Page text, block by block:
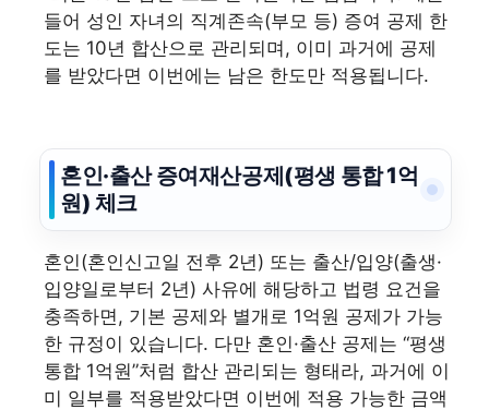
들어 성인 자녀의 직계존속(부모 등) 증여 공제 한
도는 10년 합산으로 관리되며, 이미 과거에 공제
를 받았다면 이번에는 남은 한도만 적용됩니다.
혼인·출산 증여재산공제(평생 통합 1억
원) 체크
혼인(혼인신고일 전후 2년) 또는 출산/입양(출생·
입양일로부터 2년) 사유에 해당하고 법령 요건을
충족하면, 기본 공제와 별개로 1억원 공제가 가능
한 규정이 있습니다. 다만 혼인·출산 공제는 “평생
통합 1억원”처럼 합산 관리되는 형태라, 과거에 이
미 일부를 적용받았다면 이번에 적용 가능한 금액